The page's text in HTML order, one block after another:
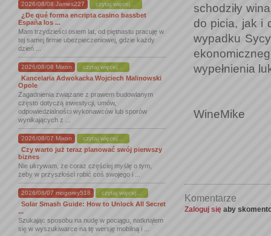
2026/08/08 James227 czytaj więcej...
¿De qué forma encripta casino bassbet
España los ...
Mam trzydzieści osiem lat, od piętnastu pracuję w
tej samej firmie ubezpieczeniowej, gdzie każdy
dzień ...
2026/08/08 Mixon czytaj więcej...
Kancelaria Adwokacka Wojciech Malinowski
Opole
Zagadnienia związane z prawem budowlanym
często dotyczą inwestycji, umów,
odpowiedzialności wykonawców lub sporów
wynikających z ...
2026/08/07 Mixon czytaj więcej...
Czy warto już teraz planować swój pierwszy
biznes
Nie ukrywam, że coraz częściej myślę o tym,
żeby w przyszłości robić coś swojego i ...
2026/08/07 mogorey518 czytaj więcej...
Solar Smash Guide: How to Unlock All Secret
...
Szukając sposobu na nudę w pociągu, natknąłem
się w wyszukiwarce na tę wersję mobilną i ...
schodziły
do picia, jak i
wypadku
wypełnienia
WineMike
Komentarze
Zaloguj się aby